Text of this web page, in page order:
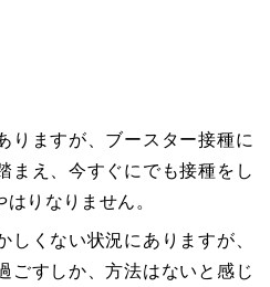
りますが、ブースター接種に
まえ、今すぐにでも接種をし
りなりません。
しくない状況にありますが、
ごすしか、方法はないと感じ